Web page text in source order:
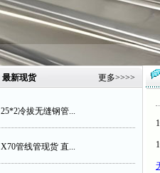
最新现货 更多>>>>
25*2冷拔无缝钢管...
X70管线管现货 直...